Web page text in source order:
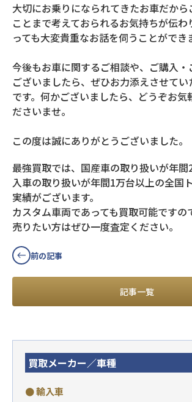
大切にお乗りになられてきたお車だか
ことまで考えておられるお気持ちが伝わ
っても大変貴重なお話を伺うことができ
今後もお車に関するご相談や、ご購入
ございましたら、ぜひお力添えさせて
です。何かございましたら、どうぞお気
ださいませ。
この度は誠にありがとうございました。
最強買取では、国産車の取り扱いが年
入車の取り扱いが年間1万台以上の全国
実績がございます。
カスタム車両であっても買取可能ですの
売りたい方はぜひ一度査定ください。
前の記事
記事一覧
買取メーカー／車種
● 輸入車